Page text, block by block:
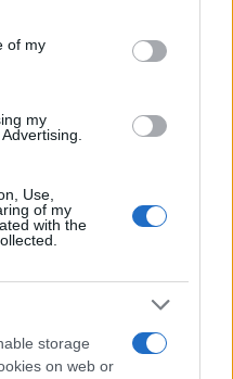
purposes in below Google
of my
my
Use,
of my
with the
storage
on web or
sok zsidó
a
–
filozófus.
legendája